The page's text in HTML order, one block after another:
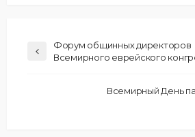
Форум общинных директоров
Всемирного еврейского
Всемирный День